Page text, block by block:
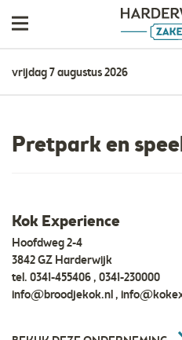
vrijdag 7 augustus 2026
Pretpark en
Kok Experience
Hoofdweg 2-4
3842 GZ Harderwijk
tel. 0341-455406 , 0341-230000
info@broodjekok.nl,